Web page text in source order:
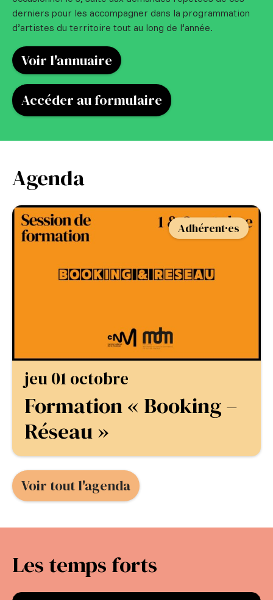
derniers pour les accompagner dans la programmation
d’artistes du territoire tout au long de l’année.
Voir l'annuaire
Accéder au formulaire
Agenda
Adhérent·es
jeu 01 octobre
Formation « Booking –
Réseau »
Voir tout l'agenda
Les temps forts